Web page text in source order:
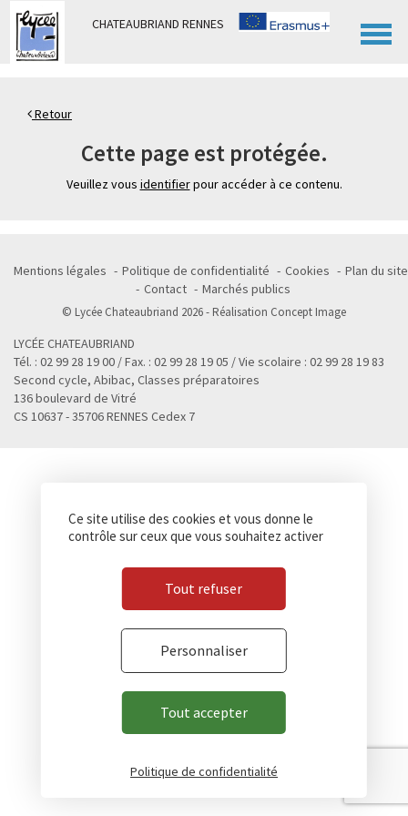
CHATEAUBRIAND RENNES
Retour
Cette page est protégée.
Veuillez vous identifierpour accéder à ce contenu.
Mentions légales Politique de confidentialité Cookies
Plan du site
Contact
Marchés publics
© Lycée Chateaubriand 2026 - Réalisation Concept Image
LYCÉE CHATEAUBRIAND
Tél. : 02 99 28 19 00 / Fax. : 02 99 28 19 05 / Vie scolaire : 02 99 28 19 83
Second cycle, Abibac, Classes préparatoires
136 boulevard de Vitré
CS 10637 - 35706 RENNES Cedex 7
Panneau de gestion des cookies
Ce site utilise des cookies et vous donne le
contrôle sur ceux que vous souhaitez activer
Tout accepter
Tout refuser
Personnaliser
Politique de confidentialité